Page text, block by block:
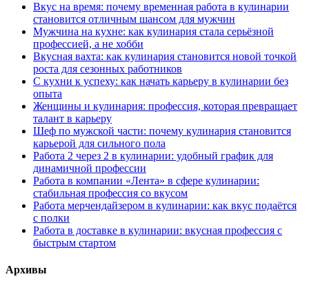
Вкус на время: почему временная работа в кулинарии
становится отличным шансом для мужчин
Мужчина на кухне: как кулинария стала серьёзной
профессией, а не хобби
Вкусная вахта: как кулинария становится новой точкой
роста для сезонных работников
С кухни к успеху: как начать карьеру в кулинарии без
опыта
Женщины и кулинария: профессия, которая превращает
талант в карьеру
Шеф по мужской части: почему кулинария становится
карьерой для сильного пола
Работа 2 через 2 в кулинарии: удобный график для
динамичной профессии
Работа в компании «Лента» в сфере кулинарии:
стабильная профессия со вкусом
Работа мерчендайзером в кулинарии: как вкус подаётся
с полки
Работа в доставке в кулинарии: вкусная профессия с
быстрым стартом
Архивы